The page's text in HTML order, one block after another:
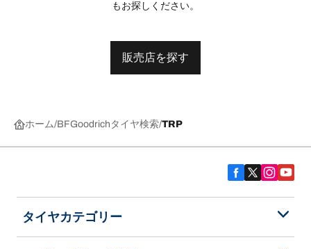
もお探しください。
販売店を探す
ホーム BFGoodrichタイヤ検索 TRP
タイヤカテゴリー